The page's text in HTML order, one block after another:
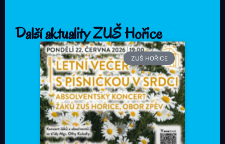
Další aktuality ZUŠ Hořice
ZUŠ HOŘICE